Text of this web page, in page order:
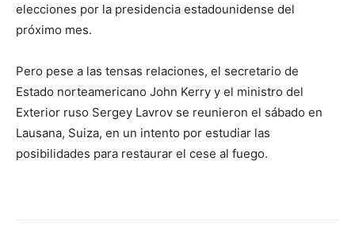
elecciones por la presidencia estadounidense del
próximo mes.
Pero pese a las tensas relaciones, el secretario de
Estado norteamericano John Kerry y el ministro del
Exterior ruso Sergey Lavrov se reunieron el sábado en
Lausana, Suiza, en un intento por estudiar las
posibilidades para restaurar el cese al fuego.